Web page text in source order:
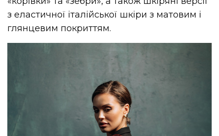
з еластичної італійської шкіри з матовим і
глянцевим покриттям.